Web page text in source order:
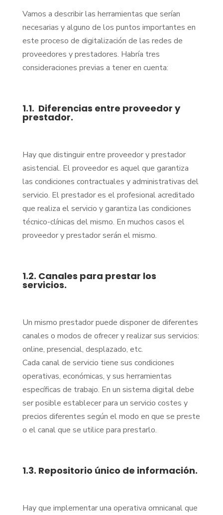
Vamos a describir las herramientas que serían
necesarias y alguno de los puntos importantes en
este proceso de digitalización de las redes de
proveedores y prestadores. Habría tres
consideraciones previas a tener en cuenta:
1.1. Diferencias entre proveedor y
prestador.
Hay que distinguir entre proveedor y prestador
asistencial. El proveedor es aquel que garantiza
las condiciones contractuales y administrativas del
servicio. El prestador es el profesional acreditado
que realiza el servicio y garantiza las condiciones
técnico-clínicas del mismo. En muchos casos el
proveedor y prestador serán el mismo.
1.2. Canales para prestar los
servicios.
Un mismo prestador puede disponer de diferentes
canales o modos de ofrecer y realizar sus servicios:
online, presencial, desplazado, etc.
Cada canal de servicio tiene sus condiciones
operativas, económicas, y sus herramientas
específicas de trabajo. En un sistema digital debe
ser posible establecer para un servicio costes y
precios diferentes según el modo en que se preste
o el canal que se utilice para prestarlo.
1.3. Repositorio único de información.
Hay que implementar una operativa omnicanal que